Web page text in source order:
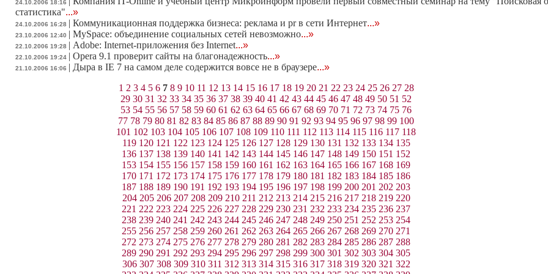
24.10.2006 18:16
статистика"...»
24.10.2006 16:28 | Коммуникационная поддержка бизнеса: реклама и pr в сети Интернет...»
23.10.2006 12:40 | MySpace: объединение социальных сетей невозможно...»
22.10.2006 19:28 | Adobe: Internet-приложения без Internet...»
22.10.2006 19:24 | Opera 9.1 проверит сайты на благонадежность...»
21.10.2006 16:06 | Дыра в IE 7 на самом деле содержится вовсе не в браузере...»
1 2 3 4 5 6 7 8 9 10 11 12 13 14 15 16 17 18 19 20 21 22 23 24 25 26 27 28
29 30 31 32 33 34 35 36 37 38 39 40 41 42 43 44 45 46 47 48 49 50 51 52
53 54 55 56 57 58 59 60 61 62 63 64 65 66 67 68 69 70 71 72 73 74 75 76
77 78 79 80 81 82 83 84 85 86 87 88 89 90 91 92 93 94 95 96 97 98 99 100
101 102 103 104 105 106 107 108 109 110 111 112 113 114 115 116 117 118
119 120 121 122 123 124 125 126 127 128 129 130 131 132 133 134 135
136 137 138 139 140 141 142 143 144 145 146 147 148 149 150 151 152
153 154 155 156 157 158 159 160 161 162 163 164 165 166 167 168 169
170 171 172 173 174 175 176 177 178 179 180 181 182 183 184 185 186
187 188 189 190 191 192 193 194 195 196 197 198 199 200 201 202 203
204 205 206 207 208 209 210 211 212 213 214 215 216 217 218 219 220
221 222 223 224 225 226 227 228 229 230 231 232 233 234 235 236 237
238 239 240 241 242 243 244 245 246 247 248 249 250 251 252 253 254
255 256 257 258 259 260 261 262 263 264 265 266 267 268 269 270 271
272 273 274 275 276 277 278 279 280 281 282 283 284 285 286 287 288
289 290 291 292 293 294 295 296 297 298 299 300 301 302 303 304 305
306 307 308 309 310 311 312 313 314 315 316 317 318 319 320 321 322